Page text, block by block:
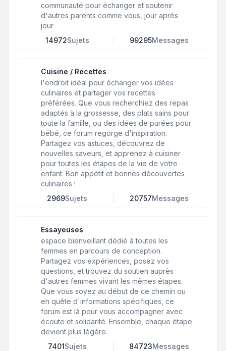
communauté pour échanger et soutenir
d'autres parents comme vous, jour après
jour
14972Sujets 99295Messages
Cuisine / Recettes
l'endroit idéal pour échanger vos idées
culinaires et partager vos recettes
préférées. Que vous recherchiez des repas
adaptés à la grossesse, des plats sains pour
toute la famille, ou des idées de purées pour
bébé, ce forum regorge d'inspiration.
Partagez vos astuces, découvrez de
nouvelles saveurs, et apprenez à cuisiner
pour toutes les étapes de la vie de votre
enfant. Bon appétit et bonnes découvertes
culinaires !
2969Sujets 20757Messages
Essayeuses
espace bienveillant dédié à toutes les
femmes en parcours de conception.
Partagez vos expériences, posez vos
questions, et trouvez du soutien auprès
d'autres femmes vivant les mêmes étapes.
Que vous soyez au début de ce chemin ou
en quête d'informations spécifiques, ce
forum est là pour vous accompagner avec
écoute et solidarité. Ensemble, chaque étape
devient plus légère.
7401Sujets 84723Messages